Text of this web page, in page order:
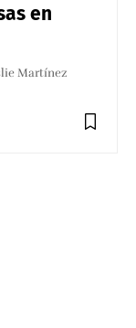
en
Martínez